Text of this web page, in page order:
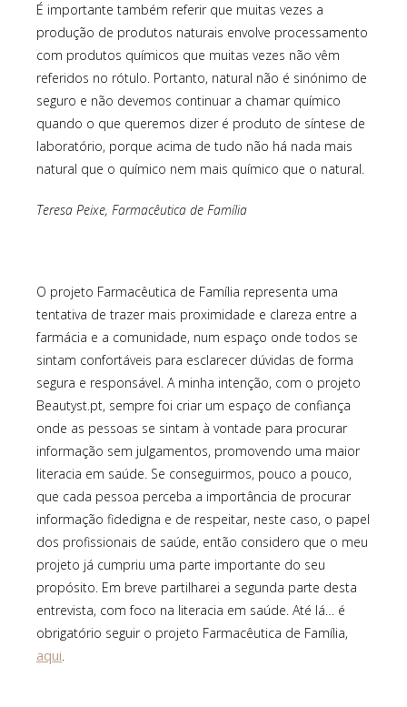
É importante também referir que muitas vezes a
produção de produtos naturais envolve processamento
com produtos químicos que muitas vezes não vêm
referidos no rótulo. Portanto, natural não é sinónimo de
seguro e não devemos continuar a chamar químico
quando o que queremos dizer é produto de síntese de
laboratório, porque acima de tudo não há nada mais
natural que o químico nem mais químico que o natural.
Teresa Peixe, Farmacêutica de Família
O projeto Farmacêutica de Família representa uma
tentativa de trazer mais proximidade e clareza entre a
farmácia e a comunidade, num espaço onde todos se
sintam confortáveis para esclarecer dúvidas de forma
segura e responsável. A minha intenção, com o projeto
Beautyst.pt, sempre foi criar um espaço de confiança
onde as pessoas se sintam à vontade para procurar
informação sem julgamentos, promovendo uma maior
literacia em saúde. Se conseguirmos, pouco a pouco,
que cada pessoa perceba a importância de procurar
informação fidedigna e de respeitar, neste caso, o papel
dos profissionais de saúde, então considero que o meu
projeto já cumpriu uma parte importante do seu
propósito. Em breve partilharei a segunda parte desta
entrevista, com foco na literacia em saúde. Até lá… é
obrigatório seguir o projeto Farmacêutica de Família,
aqui.